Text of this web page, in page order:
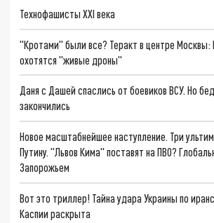
Технофашисты XXI века
"Кротами" были все? Теракт в центре Москвы:
охотятся "живые дроны"
Даня с Дашей спаслись от боевиков ВСУ. Но
закончились
Новое масштабнейшее наступление. Три
Путину. "Львов Кима" поставят на ПВО?
Запорожьем
Вот это триллер! Тайна удара Украины по
Каспии раскрыта